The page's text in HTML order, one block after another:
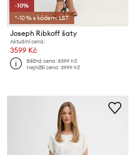
-10%
*-10 % s kódem: LST
Joseph Ribkoff šaty
Aktuální cena:
3599 Kč
Běžná cena:8399 Kč
Nejnižší cena:3999 Kč